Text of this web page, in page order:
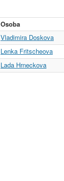
Osoba
Vladimira Doskova
Lenka Fritscheova
Lada Hrneckova